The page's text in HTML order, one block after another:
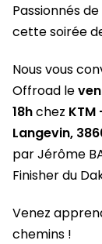
Passionnés
cette soirée
Nous vous
Offroad le
18hchez KTM
Langevin,
par Jérôme
Finisher du
Venez
chemins !